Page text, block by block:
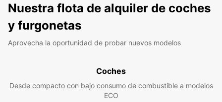
Nuestra flota de alquiler de coches
y furgonetas
Aprovecha la oportunidad de probar nuevos modelos
Coches
Desde compacto con bajo consumo de combustible a modelos
ECO